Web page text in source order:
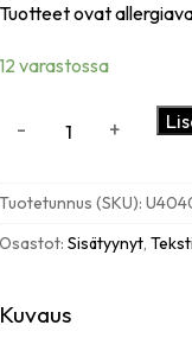
Tuotteet ovat
12 varastossa
määrä
- +
Tuotetunnus (SKU):
Osastot:Sisätyynyt,
Kuvaus